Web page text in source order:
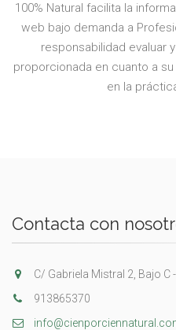
100% Natural facilita la
web bajo demanda a
responsabilidad evaluar
proporcionada en cuanto a
en la
Contacta con
C/ Gabriela Mistral 2, Bajo C
913865370